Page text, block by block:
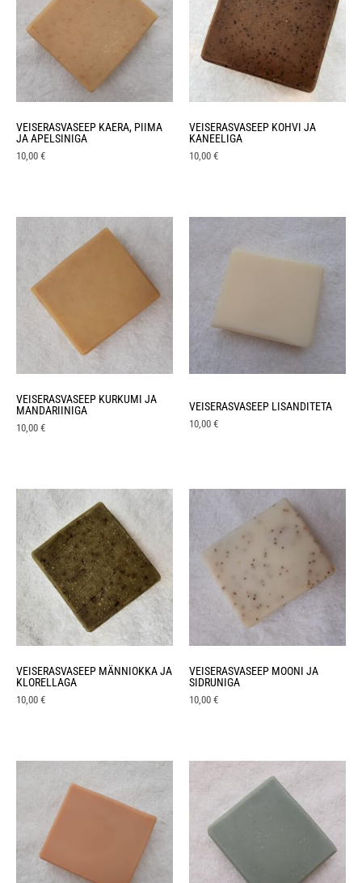
VEISERASVASEEP KAERA, PIIMA
JA APELSINIGA
10,00 €
VEISERASVASEEP KOHVI JA
KANEELIGA
10,00 €
VEISERASVASEEP KURKUMI JA
MANDARIINIGA
10,00 €
VEISERASVASEEP LISANDITETA
10,00 €
VEISERASVASEEP MÄNNIOKKA JA
KLORELLAGA
10,00 €
VEISERASVASEEP MOONI JA
SIDRUNIGA
10,00 €